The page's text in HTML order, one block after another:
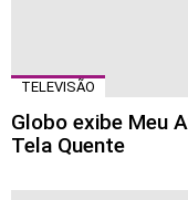
TELEVISÃO
Globo exibe Meu
Tela Quente